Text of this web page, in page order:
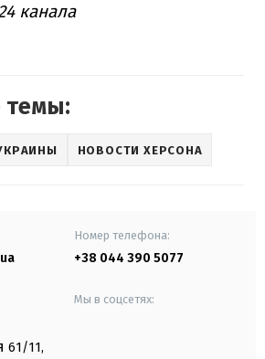
канала
темы:
НОВОСТИ ХЕРСОНА
Номер телефона:
+38 044 390 5077
61/11,
Мы в соцсетях: